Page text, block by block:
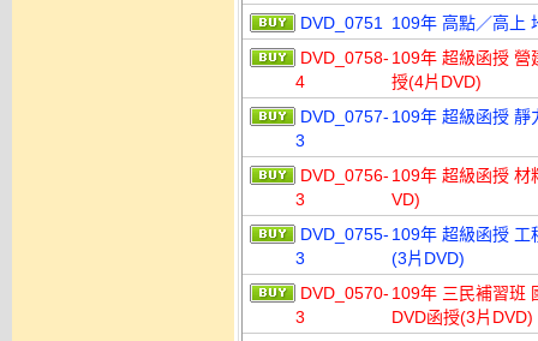
DVD_0751
109年 高點／高上
DVD_0758-
4
109年 超級函授 營
授(4片DVD)
DVD_0757-
3
109年 超級函授 靜
DVD_0756-
3
109年 超級函授 材
VD)
DVD_0755-
3
109年 超級函授 工
(3片DVD)
DVD_0570-
3
109年 三民補習班
DVD函授(3片DVD)